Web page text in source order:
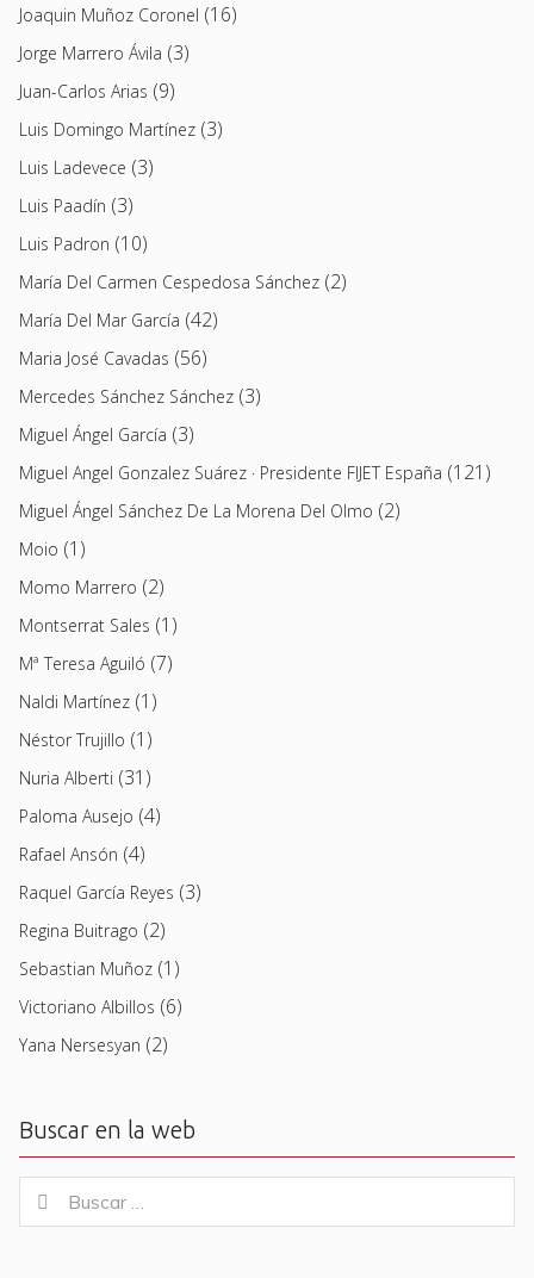
Joaquin Muñoz Coronel (16)
Jorge Marrero Ávila (3)
Juan-Carlos Arias (9)
Luis Domingo Martínez (3)
Luis Ladevece (3)
Luis Paadín (3)
Luis Padron (10)
María Del Carmen Cespedosa Sánchez (2)
María Del Mar García (42)
Maria José Cavadas (56)
Mercedes Sánchez Sánchez (3)
Miguel Ángel García (3)
Miguel Angel Gonzalez Suárez · Presidente FIJET España (121)
Miguel Ángel Sánchez De La Morena Del Olmo (2)
Moio (1)
Momo Marrero (2)
Montserrat Sales (1)
Mª Teresa Aguiló (7)
Naldi Martínez (1)
Néstor Trujillo (1)
Nuria Alberti (31)
Paloma Ausejo (4)
Rafael Ansón (4)
Raquel García Reyes (3)
Regina Buitrago (2)
Sebastian Muñoz (1)
Victoriano Albillos (6)
Yana Nersesyan (2)
Buscar en la web
for:
Buscar